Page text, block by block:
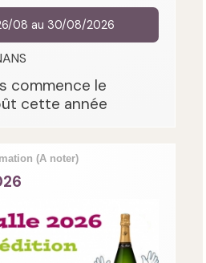
26/08 au 30/08/2026
commence le
cette année
(A noter)